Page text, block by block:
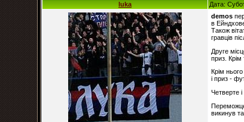
luka Дата:
demos
в
Також
гравців
Друге
приз.
Крім
і приз -
Четверте
викинув